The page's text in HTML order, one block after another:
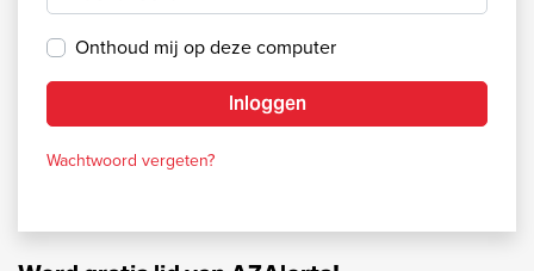
Onthoud mij op deze computer
Inloggen
Wachtwoord vergeten?